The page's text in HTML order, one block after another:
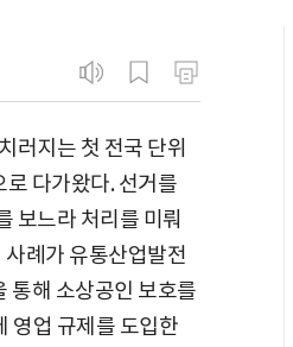
러지는 첫 전국 단위
다가왔다. 선거를
보느라 처리를 미뤄
례가 유통산업발전
통해 소상공인 보호를
영업 규제를 도입한